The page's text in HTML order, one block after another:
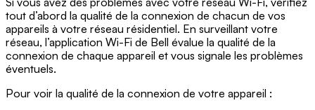
tout d’abord la qualité de la connexion de chacun de vos
appareils à votre réseau résidentiel. En surveillant votre
réseau, l’application Wi-Fi de Bell évalue la qualité de la
connexion de chaque appareil et vous signale les problèmes
éventuels.
Pour voir la qualité de la connexion de votre appareil :